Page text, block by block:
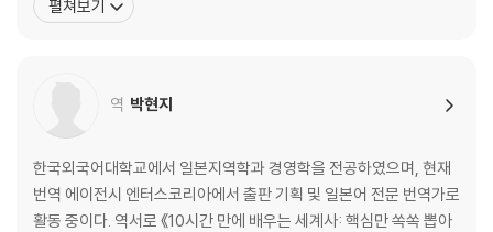
· 한눈에 보는 서남아시아 세계
37. 게르만 민족의 대이동 38. 카를 대제의 대관 39. 로마 교회의 전성기
40. 봉건 사회의 구조 41. 도시의 공기는 자유롭다 42. 비잔틴 제국의 광
영 43. 십자군 44. 중세의 지각 변동 45. 페스트 대유행 46. 인간 찬가 4
7. 모나리자의 미소 48. 대항해 시대의 주인공 49. 인디아스 사업 50. 종
교 개혁의 서막 51. 나는 여기에 서 있다 52. 두 예수회 수도사 53. 유랑 황
원근(遠近)》 《마키아벨리즘》 《현대 유럽의 역사가》 등이 있으며, 정
펼쳐보기
역 박현지
한국외국어대학교에서 일본지역학과 경영학을 전공하였으며, 현재
번역 에이전시 엔터스코리아에서 출판 기획 및 일본어 전문 번역가로
활동 중이다. 역서로 《10시간 만에 배우는 세계사: 핵심만 쏙쏙 뽑아